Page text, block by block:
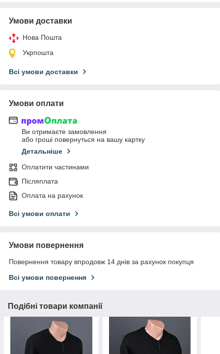
Умови доставки
Нова Пошта
Укрпошта
Всі умови доставки
Умови оплати
Ви отримаєте замовлення
або гроші повернуться на вашу картку
Детальніше
Оплатити частинами
Післяплата
Оплата на рахунок
Всі умови оплати
Умови повернення
Повернення товару впродовж 14 днів за рахунок покупця
Всі умови повернення
Подібні товари компанії